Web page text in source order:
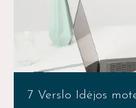
7 Verslo Idėjos